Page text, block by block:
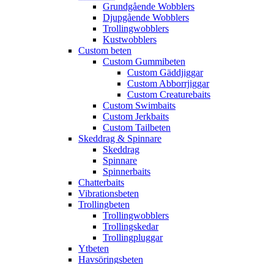
Grundgående Wobblers
Djupgående Wobblers
Trollingwobblers
Kustwobblers
Custom beten
Custom Gummibeten
Custom Gäddjiggar
Custom Abborrjiggar
Custom Creaturebaits
Custom Swimbaits
Custom Jerkbaits
Custom Tailbeten
Skeddrag & Spinnare
Skeddrag
Spinnare
Spinnerbaits
Chatterbaits
Vibrationsbeten
Trollingbeten
Trollingwobblers
Trollingskedar
Trollingpluggar
Ytbeten
Havsöringsbeten